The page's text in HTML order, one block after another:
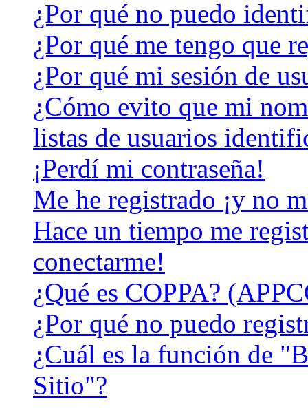
¿Por qué no puedo
¿Por qué me tengo que
¿Por qué mi sesión de
¿Cómo evito que mi
listas de usuarios
¡Perdí mi contraseña!
Me he registrado ¡y no
Hace un tiempo me
conectarme!
¿Qué es COPPA?
¿Por qué no puedo
¿Cuál es la función de
Sitio"?